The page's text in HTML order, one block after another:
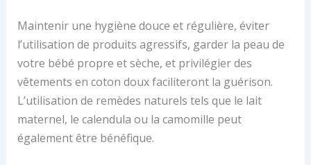
Maintenir une hygiène douce et régulière, éviter
l’utilisation de produits agressifs, garder la peau de
votre bébé propre et sèche, et privilégier des
vêtements en coton doux faciliteront la guérison.
L’utilisation de remèdes naturels tels que le lait
maternel, le calendula ou la camomille peut
également être bénéfique.